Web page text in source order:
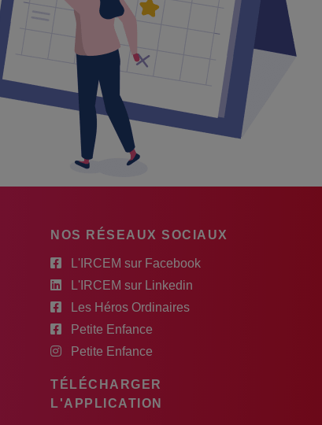
NOS RÉSEAUX SOCIAUX
L'IRCEM sur Facebook
L'IRCEM sur Linkedin
Les Héros Ordinaires
Petite Enfance
Petite Enfance
TÉLÉCHARGER
L'APPLICATION